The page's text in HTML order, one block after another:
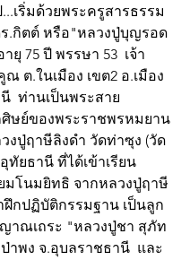
เริ่มด้วยพระครูสารธรรม
.กิตต์ หรือ"หลวงปู่บุญรอด
75 ปี พรรษา 53  เจ้า
ต.ในเมือง เขต2 อ.เมือง
ท่านเป็นพระสาย
ษย์ของพระราชพรหมยาน
งปู่ฤาษีลิงดำ วัดท่าซุง (วัด
ทัยธานี ที่ได้เข้าเรียน
มโนมยิทธิ จากหลวงปู่ฤาษี
ฝึกปฏิบัติกรรมฐาน เป็นลูก
าณเถระ "หลวงปู่ชา สุภัท
าพง จ.อุบลราชธานี  และ